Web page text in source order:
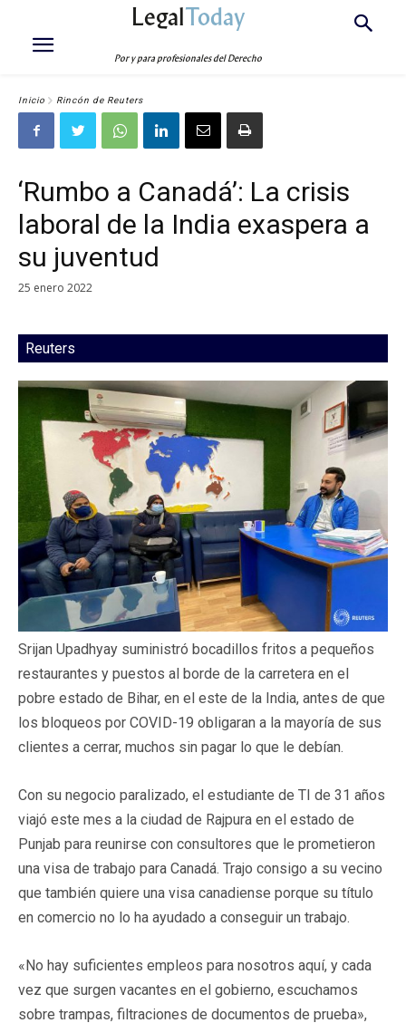
LegalToday
Por y para profesionales del Derecho
Inicio Rincón de Reuters
‘Rumbo a Canadá’: La crisis
laboral de la India exaspera a
su juventud
25 enero 2022
Reuters
Srijan Upadhyay suministró bocadillos fritos a pequeños
restaurantes y puestos al borde de la carretera en el
pobre estado de Bihar, en el este de la India, antes de que
los bloqueos por COVID-19 obligaran a la mayoría de sus
clientes a cerrar, muchos sin pagar lo que le debían.
Con su negocio paralizado, el estudiante de TI de 31 años
viajó este mes a la ciudad de Rajpura en el estado de
Punjab para reunirse con consultores que le prometieron
una visa de trabajo para Canadá. Trajo consigo a su vecino
que también quiere una visa canadiense porque su título
en comercio no lo ha ayudado a conseguir un trabajo.
«No hay suficientes empleos para nosotros aquí, y cada
vez que surgen vacantes en el gobierno, escuchamos
sobre trampas, filtraciones de documentos de prueba»,